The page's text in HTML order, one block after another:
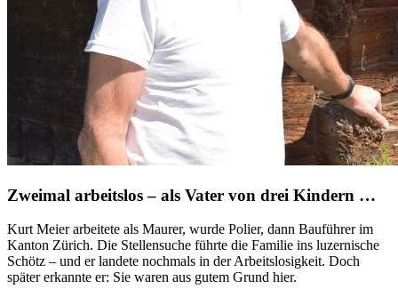
Zweimal arbeitslos – als Vater von drei Kindern …
Kurt Meier arbeitete als Maurer, wurde Polier, dann Bauführer im
Kanton Zürich. Die Stellensuche führte die Familie ins luzernische
Schötz – und er landete nochmals in der Arbeitslosigkeit. Doch
später erkannte er: Sie waren aus gutem Grund hier.